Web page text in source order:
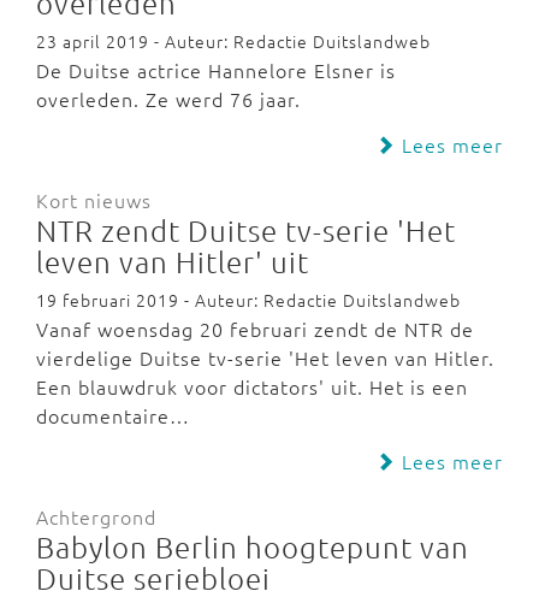
23 april 2019 - Auteur: Redactie Duitslandweb
De Duitse actrice Hannelore Elsner is
overleden. Ze werd 76 jaar.
Lees meer
Kort nieuws
NTR zendt Duitse tv-serie 'Het
leven van Hitler' uit
19 februari 2019 - Auteur: Redactie Duitslandweb
Vanaf woensdag 20 februari zendt de NTR de
vierdelige Duitse tv-serie 'Het leven van Hitler.
Een blauwdruk voor dictators' uit. Het is een
documentaire…
Lees meer
Achtergrond
Babylon Berlin hoogtepunt van
Duitse seriebloei